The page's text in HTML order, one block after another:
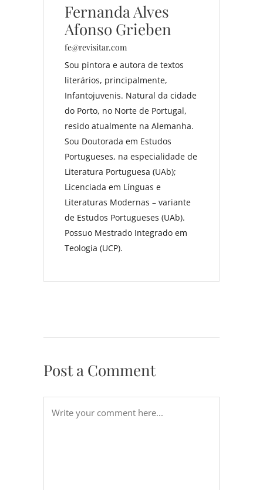
Fernanda Alves
Afonso Grieben
fe@revisitar.com
Sou pintora e autora de textos
literários, principalmente,
Infantojuvenis. Natural da cidade
do Porto, no Norte de Portugal,
resido atualmente na Alemanha.
Sou Doutorada em Estudos
Portugueses, na especialidade de
Literatura Portuguesa (UAb);
Licenciada em Línguas e
Literaturas Modernas – variante
de Estudos Portugueses (UAb).
Possuo Mestrado Integrado em
Teologia (UCP).
Post a Comment